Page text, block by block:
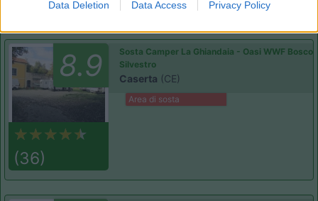
Data Deletion Data Access Privacy Policy
Segnalati nei dintorni
8.9
(36)
Sosta Camper La Ghiandaia - Oasi WWF Bosco
Silvestro
Caserta (CE)
Area di sosta